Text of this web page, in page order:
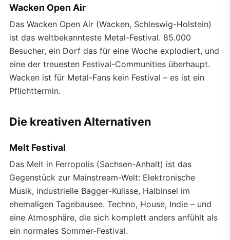
Wacken Open Air
Das Wacken Open Air (Wacken, Schleswig-Holstein)
ist das weltbekannteste Metal-Festival. 85.000
Besucher, ein Dorf das für eine Woche explodiert, und
eine der treuesten Festival-Communities überhaupt.
Wacken ist für Metal-Fans kein Festival – es ist ein
Pflichttermin.
Die kreativen Alternativen
Melt Festival
Das Melt in Ferropolis (Sachsen-Anhalt) ist das
Gegenstück zur Mainstream-Welt: Elektronische
Musik, industrielle Bagger-Kulisse, Halbinsel im
ehemaligen Tagebausee. Techno, House, Indie – und
eine Atmosphäre, die sich komplett anders anfühlt als
ein normales Sommer-Festival.